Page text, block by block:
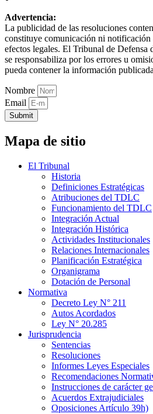
Advertencia:
La publicidad de las resoluciones
constituye comunicación ni notificación
efectos legales. El Tribunal de Defensa
se responsabiliza por los errores u
pueda contener la información
Nombre
Email
Submit
Mapa de sitio
El Tribunal
Historia
Definiciones Estratégicas
Atribuciones del TDLC
Funcionamiento del TDLC
Integración Actual
Integración Histórica
Actividades Institucionales
Relaciones Internacionales
Planificación Estratégica
Organigrama
Dotación de Personal
Normativa
Decreto Ley N° 211
Autos Acordados
Ley N° 20.285
Jurisprudencia
Sentencias
Resoluciones
Informes Leyes Especiales
Recomendaciones
Instrucciones de carácter
Acuerdos Extrajudiciales
Oposiciones Artículo 39h)